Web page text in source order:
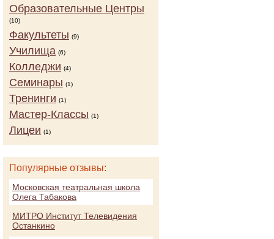
Образовательные Центры
(10)
Факультеты (9)
Училища (6)
Колледжи (4)
Семинары (1)
Тренинги (1)
Мастер-Классы (1)
Лицеи (1)
Популярные отзывы:
Московская театральная школа
Олега Табакова
МИТРО Институт Телевидения
Останкино